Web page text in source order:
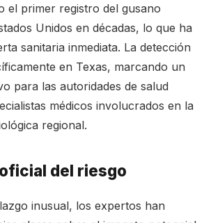
el primer registro del gusano
Unidos en décadas, lo que ha
sanitaria inmediata. La detección
en Texas, marcando un
para las autoridades de salud
médicos involucrados en la
regional.
del riesgo
inusual, los expertos han